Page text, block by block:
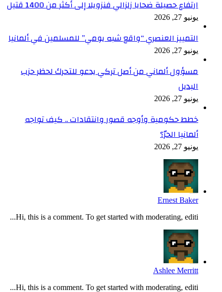
ارتفاع حصيلة ضحايا زلزالي فنزويلا إلى أكثر من 1400 قتيل
يونيو 27, 2026
التمييز العنصري “واقع شبه يومي” للمسلمين في ألمانيا
يونيو 27, 2026
مسؤول ألماني من أصل تركي يدعو للتحرك لحظر حزب
البديل
يونيو 27, 2026
خطط حكومية وأوجه قصور وانتقادات .. كيف تواجه
ألمانيا الحرّ؟
يونيو 27, 2026
Ernest Baker
Hi, this is a comment. To get started with moderating, editi...
Ashlee Merritt
Hi, this is a comment. To get started with moderating, editi...